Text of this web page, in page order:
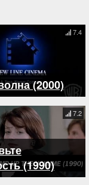
(2000)
7.4
(1990)
7.2